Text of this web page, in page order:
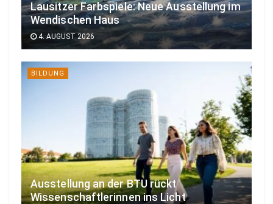
Lausitzer Farbspiele: Neue Ausstellung im
Wendischen Haus
4. AUGUST 2026
BILDUNG
Ausstellung an der BTU rückt
Wissenschaftlerinnen ins Licht